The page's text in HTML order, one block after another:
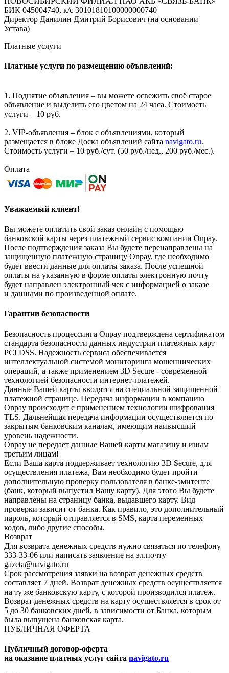
БИК 045004740, к/с 30101810100000000740
Директор Данилин Дмитрий Борисович (на основании
Устава)
Платные услуги
Платные услуги по размещению объявлений:
1. Поднятие объявления – вы можете освежить своё старое
объявление и выделить его цветом на 24 часа. Стоимость
услуги – 10 руб.
2. VIP-объявления – блок с объявлениями, который
размещается в блоке Доска объявлений сайта navigato.ru.
Стоимость услуги – 10 руб./сут. (50 руб./нед., 200 руб./мес.).
Оплата
Уважаемый клиент!
Вы можете оплатить свой заказ онлайн с помощью
банковской карты через платежный сервис компании Onpay.
После подтверждения заказа Вы будете перенаправлены на
защищенную платежную страницу Onpay, где необходимо
будет ввести данные для оплаты заказа. После успешной
оплаты на указанную в форме оплаты электронную почту
будет направлен электронный чек с информацией о заказе
и данными по произведенной оплате.
Гарантии безопасности
Безопасность процессинга Onpay подтверждена сертификатом
стандарта безопасности данных индустрии платежных карт
PCI DSS. Надежность сервиса обеспечивается
интеллектуальной системой мониторинга мошеннических
операций, а также применением 3D Secure - современной
технологией безопасности интернет-платежей.
Данные Вашей карты вводятся на специальной защищенной
платежной странице. Передача информации в компанию
Onpay происходит с применением технологии шифрования
TLS. Дальнейшая передача информации осуществляется по
закрытым банковским каналам, имеющим наивысший
уровень надежности.
Onpay не передает данные Вашей карты магазину и иным
третьим лицам!
Если Ваша карта поддерживает технологию 3D Secure, для
осуществления платежа, Вам необходимо будет пройти
дополнительную проверку пользователя в банке-эмитенте
(банк, который выпустил Вашу карту). Для этого Вы будете
направлены на страницу банка, выдавшего карту. Вид
проверки зависит от банка. Как правило, это дополнительный
пароль, который отправляется в SMS, карта переменных
кодов, либо другие способы.
Возврат
Для возврата денежных средств нужно связаться по телефону
333-33-06 или написать заявление на эл.почту
gazeta@navigato.ru
Срок рассмотрения заявки на возврат денежных средств
составляет 7 дней. Возврат денежных средств осуществляется
на ту же банковскую карту, с которой производился платеж.
Возврат денежных средств на карту осуществляется в срок от
5 до 30 банковских дней, в зависимости от Банка, которым
была выпущена банковская карта.
ПУБЛИЧНАЯ ОФЕРТА
Публичный договор-оферта
на оказание платных услуг сайта navigato.ru